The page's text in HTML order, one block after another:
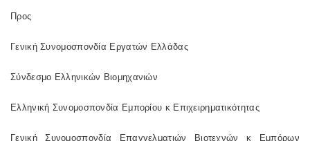
Προς
Γενική Συνομοσπονδία Εργατών Ελλάδας
Σύνδεσμο Ελληνικών Βιομηχανιών
Ελληνική Συνομοσπονδία Εμπορίου κ Επιχειρηματικότητας
Γενική Συνομοσπονδία Επαγγελματιών Βιοτεχνών κ Εμπόρων